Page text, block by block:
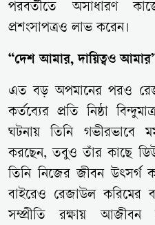
পরবর্তীতে অসাধারণ
প্রশংসাপত্রও লাভ করেন।
“দেশ আমার, দায়িত্বও
এত বড় অপমানের পরও
কর্তব্যের প্রতি নিষ্ঠা
ঘটনায় তিনি গভীরভাবে
করছেন, তবুও তাঁর কাছে
তিনি নিজের জীবন উৎসর্গ
বাইরেও রেজাউল করিমের
সম্প্রীতি রক্ষায়